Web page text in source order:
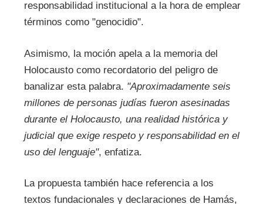
responsabilidad institucional a la hora de emplear
términos como "genocidio".
Asimismo, la moción apela a la memoria del
Holocausto como recordatorio del peligro de
banalizar esta palabra. "Aproximadamente seis
millones de personas judías fueron asesinadas
durante el Holocausto, una realidad histórica y
judicial que exige respeto y responsabilidad en el
uso del lenguaje", enfatiza.
La propuesta también hace referencia a los
textos fundacionales y declaraciones de Hamás,